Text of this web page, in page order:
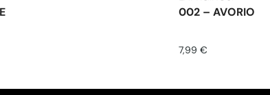
002 – AVORIO
7,99 €